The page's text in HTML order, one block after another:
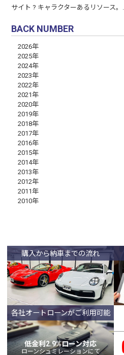
サイト ? キャラクターあるリソース。...
BACK NUMBER
2026年
2025年
2024年
2023年
2022年
2021年
2020年
2019年
2018年
2017年
2016年
2015年
2014年
2013年
2012年
2011年
2010年
購入から納車までの流れ
各社オートローンがご利用可能
低金利2.9%ローン対応
ローンシュミレーションにて